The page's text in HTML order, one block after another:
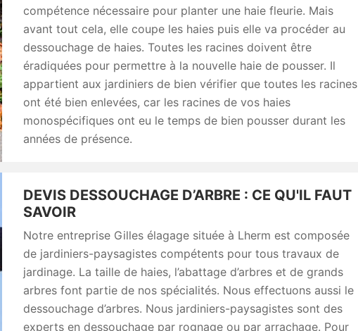
compétence nécessaire pour planter une haie fleurie. Mais
avant tout cela, elle coupe les haies puis elle va procéder au
dessouchage de haies. Toutes les racines doivent être
éradiquées pour permettre à la nouvelle haie de pousser. Il
appartient aux jardiniers de bien vérifier que toutes les racines
ont été bien enlevées, car les racines de vos haies
monospécifiques ont eu le temps de bien pousser durant les
années de présence.
DEVIS DESSOUCHAGE D’ARBRE : CE QU'IL FAUT
SAVOIR
Notre entreprise Gilles élagage située à Lherm est composée
de jardiniers-paysagistes compétents pour tous travaux de
jardinage. La taille de haies, l’abattage d’arbres et de grands
arbres font partie de nos spécialités. Nous effectuons aussi le
dessouchage d’arbres. Nous jardiniers-paysagistes sont des
experts en dessouchage par rognage ou par arrachage. Pour